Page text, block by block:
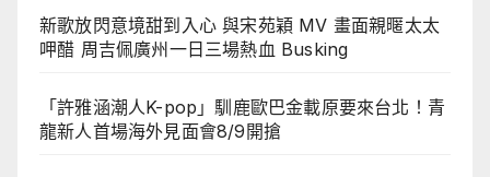
新歌放閃意境甜到入心 與宋苑穎 MV 畫面親暱太太
呷醋 周吉佩廣州一日三場熱血 Busking
「許雅涵潮人K-pop」馴鹿歐巴金載原要來台北！青
龍新人首場海外見面會8/9開搶